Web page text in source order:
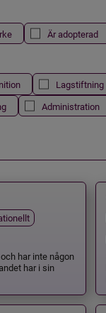
Är adopterad
Lagstiftning
Administration
har inte någon
har i sin